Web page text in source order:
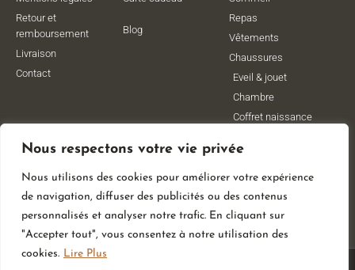
Nous respectons votre vie privée
Nous utilisons des cookies pour améliorer votre expérience
de navigation, diffuser des publicités ou des contenus
personnalisés et analyser notre trafic. En cliquant sur
"Accepter tout", vous consentez à notre utilisation des
cookies. Lire Plus
Retour et
remboursement
Livraison
Contact
Blog
Repas
Vêtements
Chaussures
Eveil & jouet
Chambre
Coffret naissance
Vêtements de
grossesse
Lithothérapie
Poussettes